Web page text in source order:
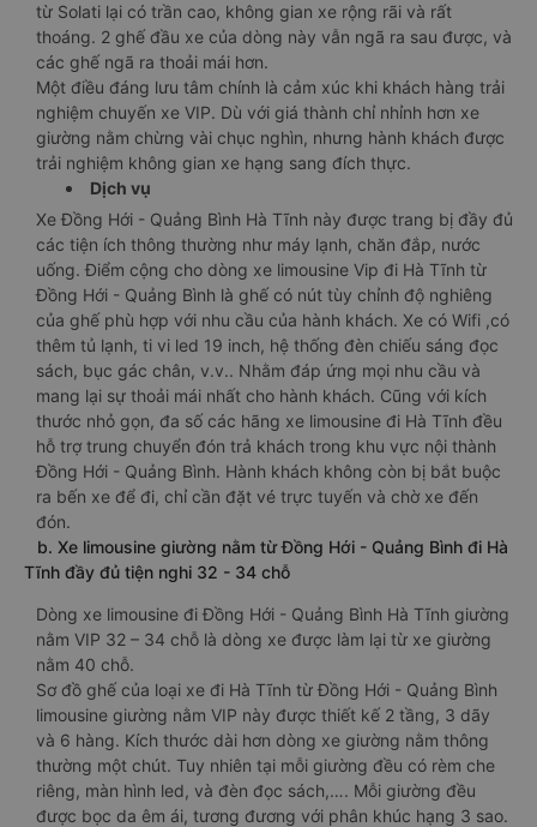
từ Solati lại có trần cao, không gian xe rộng rãi và rất
thoáng. 2 ghế đầu xe của dòng này vẫn ngã ra sau được, và
các ghế ngã ra thoải mái hơn.
Một điều đáng lưu tâm chính là cảm xúc khi khách hàng trải
nghiệm chuyến xe VIP. Dù với giá thành chỉ nhỉnh hơn xe
giường nằm chừng vài chục nghìn, nhưng hành khách được
trải nghiệm không gian xe hạng sang đích thực.
Dịch vụ
Xe Đồng Hới - Quảng Bình Hà Tĩnh này được trang bị đầy đủ
các tiện ích thông thường như máy lạnh, chăn đắp, nước
uống. Điểm cộng cho dòng xe limousine Vip đi Hà Tĩnh từ
Đồng Hới - Quảng Bình là ghế có nút tùy chỉnh độ nghiêng
của ghế phù hợp với nhu cầu của hành khách. Xe có Wifi ,có
thêm tủ lạnh, ti vi led 19 inch, hệ thống đèn chiếu sáng đọc
sách, bục gác chân, v.v.. Nhằm đáp ứng mọi nhu cầu và
mang lại sự thoải mái nhất cho hành khách. Cũng với kích
thước nhỏ gọn, đa số các hãng xe limousine đi Hà Tĩnh đều
hỗ trợ trung chuyển đón trả khách trong khu vực nội thành
Đồng Hới - Quảng Bình. Hành khách không còn bị bắt buộc
ra bến xe để đi, chỉ cần đặt vé trực tuyến và chờ xe đến
đón.
b. Xe limousine giường nằm từ Đồng Hới - Quảng Bình đi Hà
Tĩnh đầy đủ tiện nghi 32 - 34 chỗ
Dòng xe limousine đi Đồng Hới - Quảng Bình Hà Tĩnh giường
nằm VIP 32 – 34 chỗ là dòng xe được làm lại từ xe giường
nằm 40 chỗ.
Sơ đồ ghế của loại xe đi Hà Tĩnh từ Đồng Hới - Quảng Bình
limousine giường nằm VIP này được thiết kế 2 tầng, 3 dãy
và 6 hàng. Kích thước dài hơn dòng xe giường nằm thông
thường một chút. Tuy nhiên tại mỗi giường đều có rèm che
riêng, màn hình led, và đèn đọc sách,…. Mỗi giường đều
được bọc da êm ái, tương đương với phân khúc hạng 3 sao.